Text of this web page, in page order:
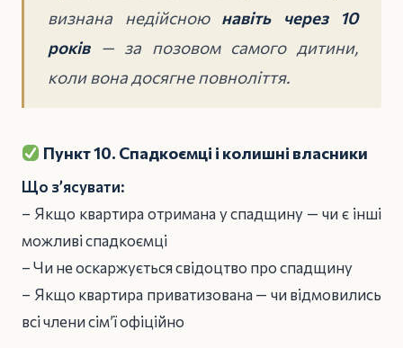
визнана недійсною навіть через 10
років— за позовом самого дитини,
коли вона досягне повноліття.
Пункт 10. Спадкоємці і колишні власники
Що з’ясувати:
– Якщо квартира отримана у спадщину — чи є інші
можливі спадкоємці
– Чи не оскаржується свідоцтво про спадщину
– Якщо квартира приватизована — чи відмовились
всі члени сім’ї офіційно